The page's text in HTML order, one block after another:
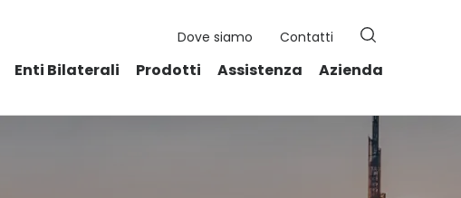
Dove siamo Contatti
Search Button
Enti Bilaterali Prodotti Assistenza Azienda